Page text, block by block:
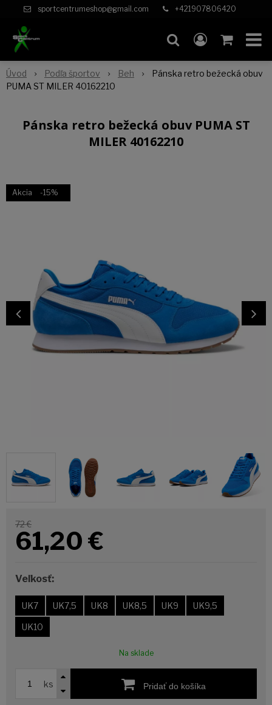
sportcentrumeshop@gmail.com +421907806420
Úvod Podľa športov Beh
Pánska retro bežecká obuv
PUMA ST MILER 40162210
Pánska retro bežecká obuv PUMA ST
MILER 40162210
Akcia -15%
72 €
61,20 €
Veľkosť:
UK7 UK7,5 UK8 UK8,5 UK9 UK9,5
UK10
Na sklade
ks Pridať do košíka